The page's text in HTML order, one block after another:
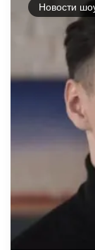
Новости